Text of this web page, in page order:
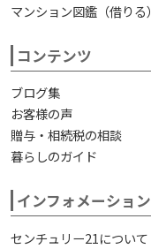
マンション図鑑（借りる）
コンテンツ
ブログ集
お客様の声
贈与・相続税の相談
暮らしのガイド
インフォメーション
センチュリー21について